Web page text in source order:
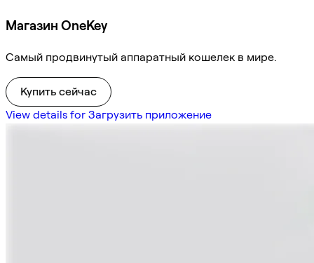
Магазин OneKey
Самый продвинутый аппаратный кошелек в мире.
Купить сейчас
View details for Загрузить приложение